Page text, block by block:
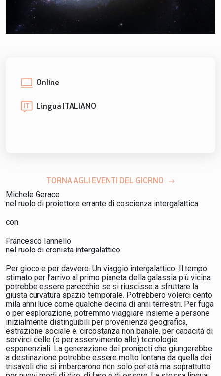
Online
Lingua ITALIANO
TORNA AGLI EVENTI DEL GIORNO
Michele Gerace
nel ruolo di proiettore errante di coscienza intergalattica
con
Francesco Iannello
nel ruolo di cronista intergalattico
Per gioco e per davvero. Un viaggio intergalattico. Il tempo
stimato per l’arrivo al primo pianeta della galassia più vicina
potrebbe essere parecchio se si riuscisse a sfruttare la
giusta curvatura spazio temporale. Potrebbero volerci cento
mila anni luce come qualche decina di anni terrestri. Per fuga
o per esplorazione, potremmo viaggiare insieme a persone
inizialmente distinguibili per provenienza geografica,
estrazione sociale e, circostanza non banale, per capacità di
servirci delle (o per asservimento alle) tecnologie
esponenziali. La generazione dei pronipoti che giungerebbe
a destinazione potrebbe essere molto lontana da quella dei
trisavoli che si imbarcarono non solo per età ma soprattutto